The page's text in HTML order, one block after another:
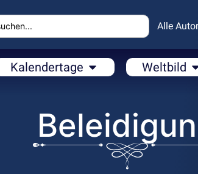
Alle
Kalendertage Weltbild